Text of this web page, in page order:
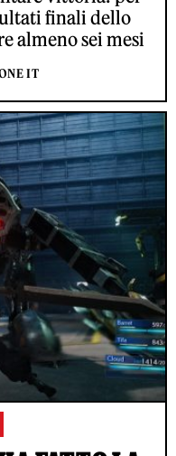
finali dello
almeno sei mesi
IT